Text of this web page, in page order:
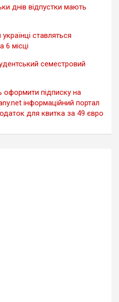
днів відпустки мають
ставляться
6 місці
семестровий
оформити підписку на
інформаційний портал
для квитка за 49 євро